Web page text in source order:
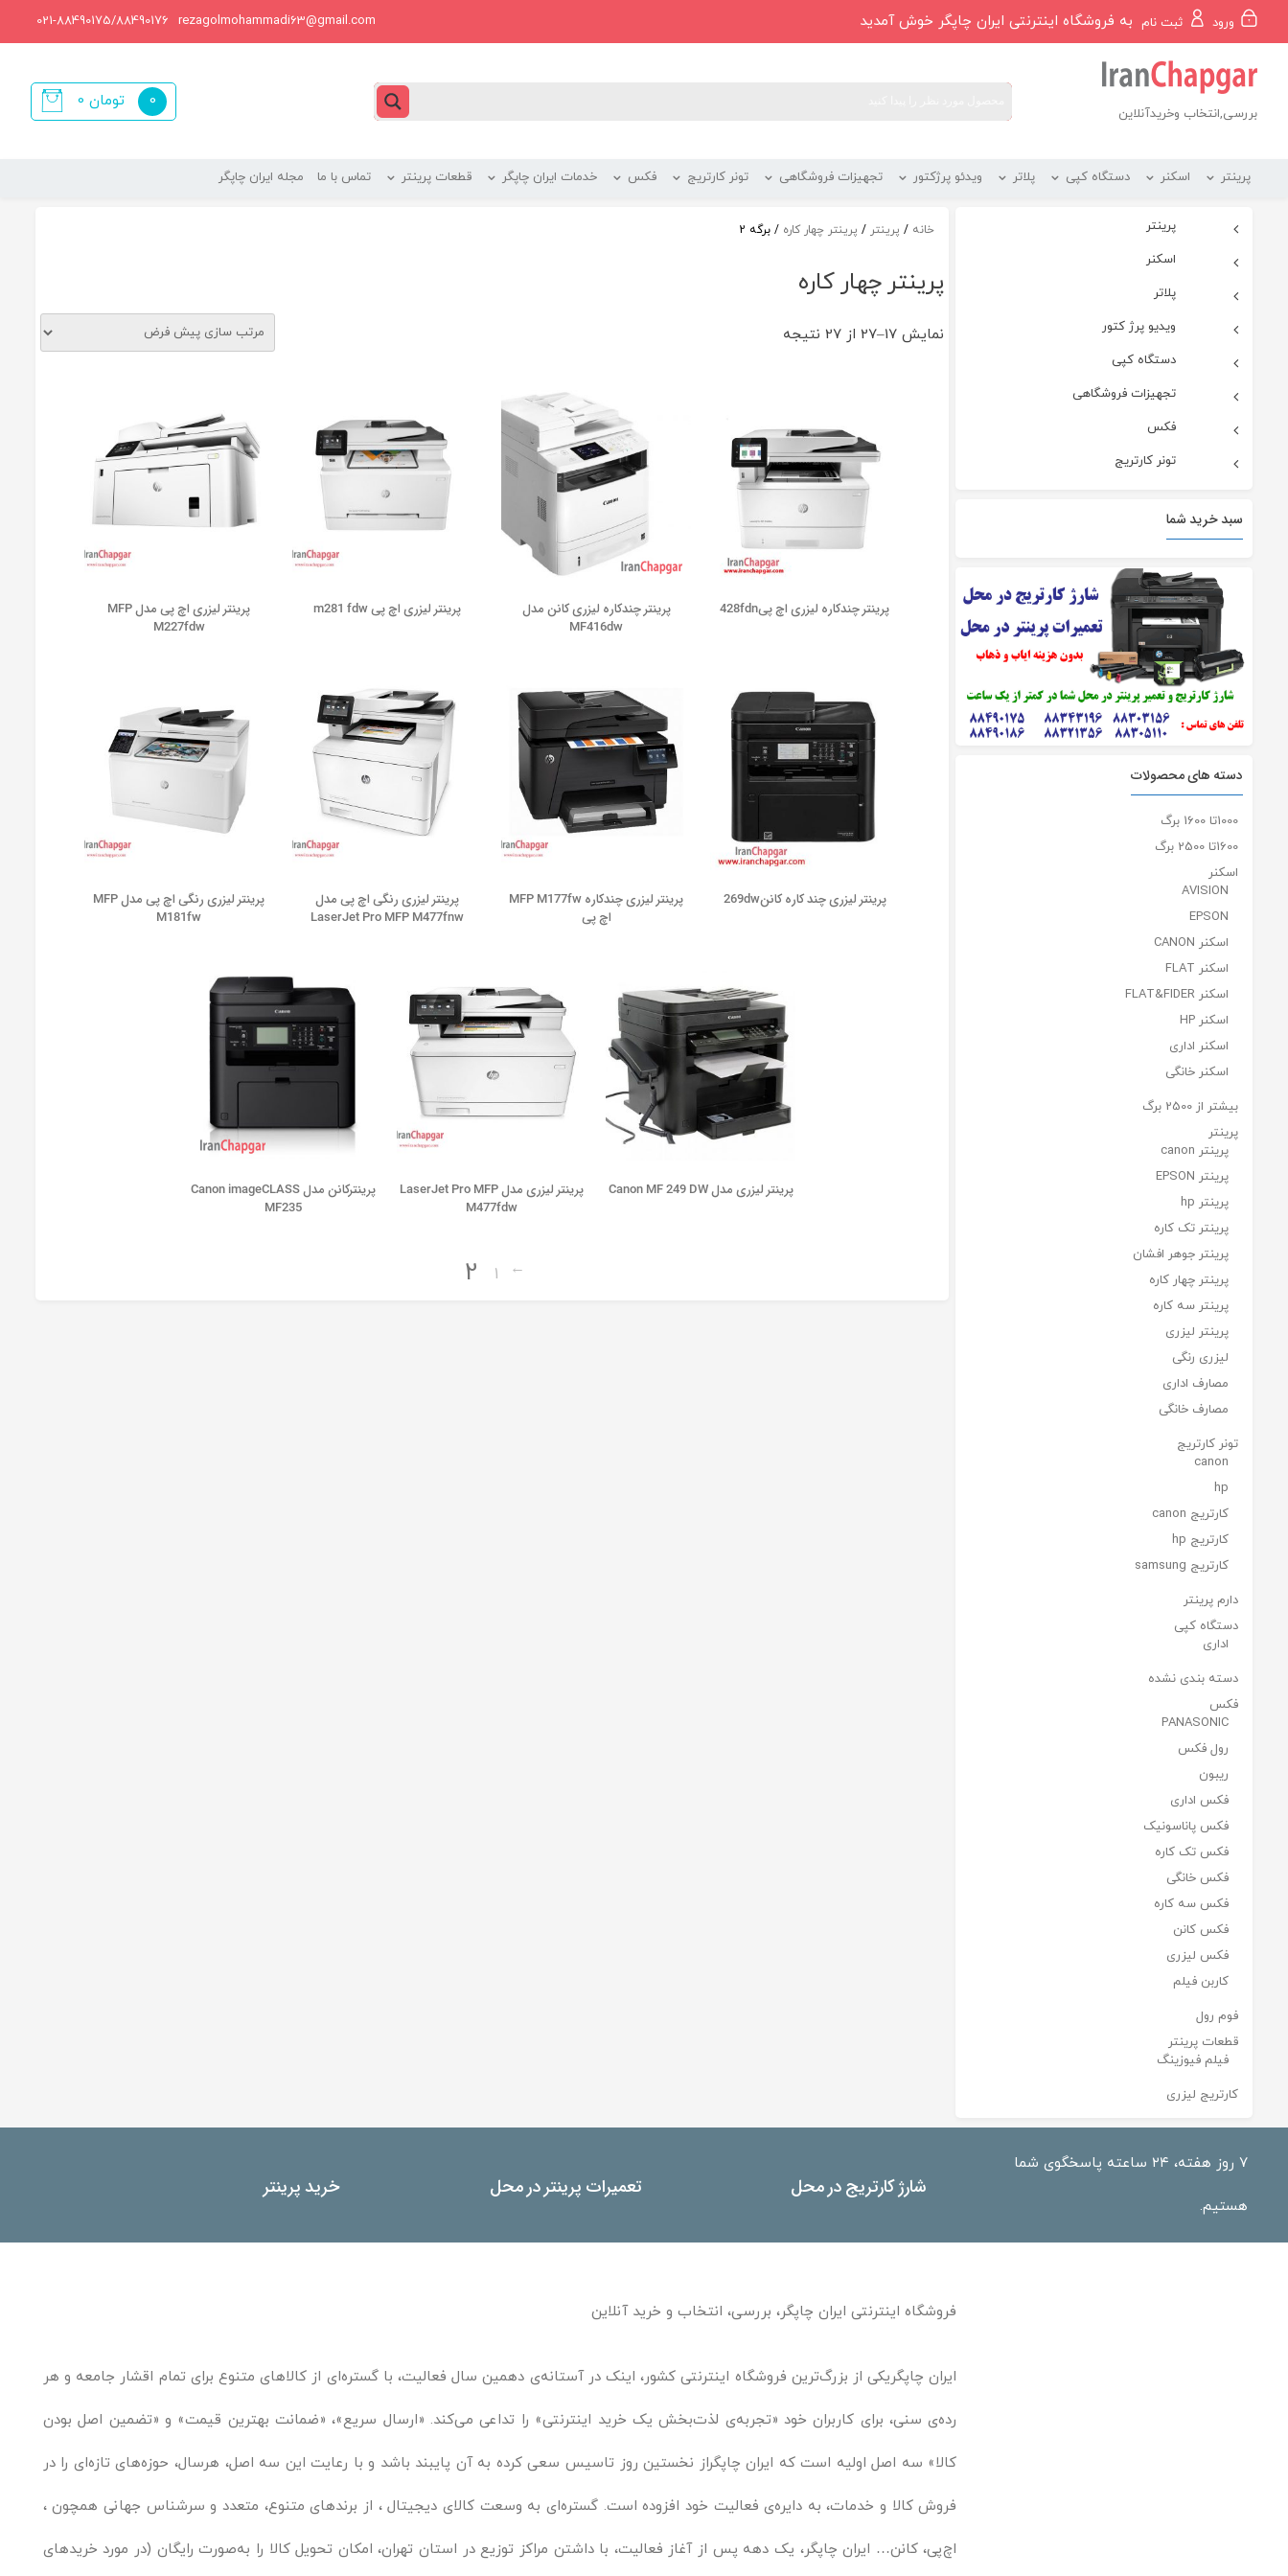
محتوا
ورود ثبت نام به فروشگاه اینترنتی ایران چاپگر خوش آمدید rezagolmohammadi63@gmail.com
021-88490175/88490176
بررسی,انتخاب وخریدآنلاین
0 تومان
0
پرینتر اسکنر دستگاه کپی پلاتر ویدئو پرژکتور تجهیزات فروشگاهی تونر کارتریج فکس خدمات ایران چاپگر قطعات پرینتر تماس با ما مجله ایران چاپگر
خانه / پرینتر / پرینتر چهار کاره / برگه 2
پرینتر چهار کاره
نمایش 17–27 از 27 نتیجه
پرینتر چندکاره لیزری اچ پی428fdn
پرینتر چندکاره لیزری کانن مدل
MF416dw
پرینتر لیزری اچ پی m281 fdw
پرینتر لیزری اچ پی مدل MFP
M227fdw
پرینتر لیزری چند کاره کانن269dw
پرینتر لیزری چندکاره MFP M177fw
اچ پی
پرینتر لیزری رنگی اچ پی مدل
LaserJet Pro MFP M477fnw
پرینتر لیزری رنگی اچ پی مدل MFP
M181fw
پرینتر لیزری مدل Canon MF 249 DW
پرینتر لیزری مدل LaserJet Pro MFP
M477fdw
پرینترکانن مدل Canon imageCLASS
MF235
→
1
2
پرینتر
اسکنر
پلاتر
ویدیو پرژ کتور
دستگاه کپی
تجهیزات فروشگاهی
فکس
تونر کارتریج
سبد خرید شما
دسته های محصولات
1000تا 1600 برگ
1600تا 2500 برگ
اسکنر
AVISION
EPSON
اسکنر CANON
اسکنر FLAT
اسکنر FLAT&FIDER
اسکنر HP
اسکنر اداری
اسکنر خانگی
بیشتر از 2500 برگ
پرینتر
پرینتر canon
پرینتر EPSON
پرینتر hp
پرینتر تک کاره
پرینتر جوهر افشان
پرینتر چهار کاره
پرینتر سه کاره
پرینتر لیزری
لیزری رنگی
مصارف اداری
مصارف خانگی
تونر کارتریج
canon
hp
کارتریج canon
کارتریج hp
کارتریج samsung
دارم پرینتر
دستگاه کپی
اداری
دسته بندی نشده
فکس
PANASONIC
رول فکس
ریبون
فکس اداری
فکس پاناسونیک
فکس تک کاره
فکس خانگی
فکس سه کاره
فکس کانن
فکس لیزری
کاربن فیلم
فوم رول
قطعات پرینتر
فیلم فیوزینگ
کارتریج لیزری
۷ روز هفته، ۲۴ ساعته پاسخگوی شما
هستیم.
شارژ کارتریج در محل تعمیرات پرینتر در محل خرید پرینتر
فروشگاه اینترنتی ایران چاپگر، بررسی، انتخاب و خرید آنلاین
ایران چاپگریکی از بزرگ‌ترین فروشگاه اینترنتی کشور، اینک در آستانه‌ی دهمین سال فعالیت، با گستره‌ای از کالاهای متنوع برای تمام اقشار جامعه و هر
رده‌ی سنی، برای کاربران خود «تجربه‌ی لذت‌بخش یک خرید اینترنتی» را تداعی می‌کند. «ارسال سریع»، «ضمانت بهترین قیمت» و «تضمین اصل بودن
کالا» سه اصل اولیه است که ایران چاپگراز نخستین روز تاسیس سعی کرده به آن پایبند باشد و با رعایت این سه اصل، هرسال، حوزه‌های تازه‌ای را در
فروش کالا و خدمات، به دایره‌ی فعالیت خود افزوده است. گستره‌ای به وسعت کالای دیجیتال ، از برندهای متنوع، متعدد و سرشناس جهانی همچون ،
اچ‌پی، کانن… ایران چاپگر، یک دهه پس از آغاز فعالیت، با داشتن مراکز توزیع در استان تهران، امکان تحویل کالا را به‌صورت رایگان (در مورد خریدهای